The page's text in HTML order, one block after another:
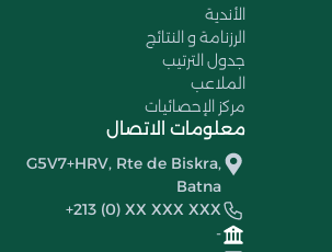
الأندية
الرزنامة و النتائج
جدول الترتيب
الملاعب
مركز الإحصائيات
معلومات الاتصال
G5V7+HRV, Rte de Biskra,
Batna
+213 (0) XX XXX XXX
-